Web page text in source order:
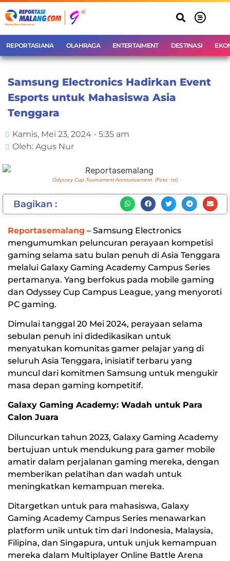
REPORTASIANA OLAHRAGA ENTERTAIMENT DESTINASI
Samsung Electronics Hadirkan Event
Esports untuk Mahasiswa Asia
Tenggara
Kamis, Mei 23, 2024 - 5:35 am
Oleh: Agus Nur
Odyssey Cup Tournament-Announcement. (Foto: Ist)
Bagikan :
Reportasemalang – Samsung Electronics
mengumumkan peluncuran perayaan kompetisi
gaming selama satu bulan penuh di Asia Tenggara
melalui Galaxy Gaming Academy Campus Series
pertamanya. Yang berfokus pada mobile gaming
dan Odyssey Cup Campus League, yang menyoroti
PC gaming.
Dimulai tanggal 20 Mei 2024, perayaan selama
sebulan penuh ini didedikasikan untuk
menyatukan komunitas gamer pelajar yang di
seluruh Asia Tenggara, inisiatif terbaru yang
muncul dari komitmen Samsung untuk mengukir
masa depan gaming kompetitif.
Galaxy Gaming Academy: Wadah untuk Para
Calon Juara
Diluncurkan tahun 2023, Galaxy Gaming Academy
bertujuan untuk mendukung para gamer mobile
amatir dalam perjalanan gaming mereka, dengan
memberikan pelatihan dan wadah untuk
meningkatkan kemampuan mereka.
Ditargetkan untuk para mahasiswa, Galaxy
Gaming Academy Campus Series menawarkan
platform unik untuk tim dari Indonesia, Malaysia,
Filipina, dan Singapura, untuk unjuk kemampuan
mereka dalam Multiplayer Online Battle Arena